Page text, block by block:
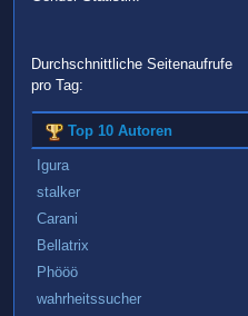
Durchschnittliche Seitenaufrufe
pro Tag:
Top 10 Autoren
Igura
stalker
Carani
Bellatrix
Phööö
wahrheitssucher